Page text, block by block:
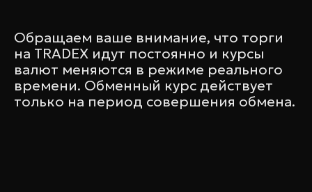
Обращаем ваше внимание, что торги
на TRADEX идут постоянно и курсы
валют меняются в режиме реального
времени. Обменный курс действует
только на период совершения обмена.